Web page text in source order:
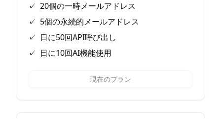
✓ 20個の一時メールアドレス
✓ 5個の永続的メールアドレス
✓ 日に50回API呼び出し
✓ 日に10回AI機能使用
現在のプラン